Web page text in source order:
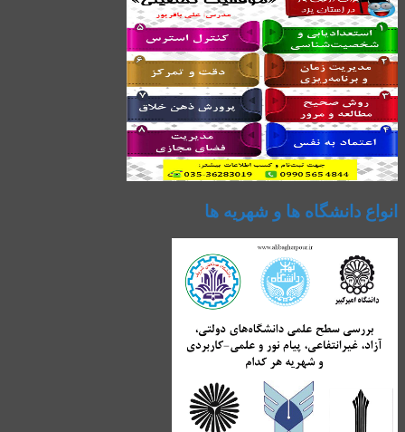
انواع دانشگاه ها و شهریه ها